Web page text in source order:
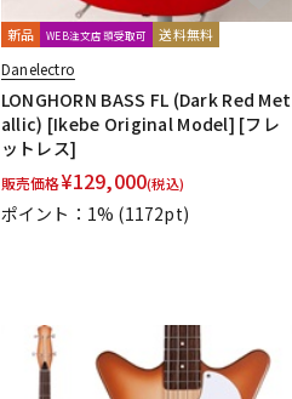
新品 WEB注文店頭受取可 送料無料
Danelectro
LONGHORN BASS FL (Dark Red Met
allic) [Ikebe Original Model] [フレ
ットレス]
販売価格¥129,000(税込)
ポイント：1% (1172pt)